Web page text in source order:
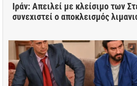
Ιράν: Απειλεί με κλείσιμο των
συνεχιστεί ο αποκλεισμός